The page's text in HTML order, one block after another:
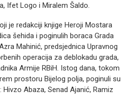
Ifet Logo i Miralem Šaldo.
je redakciji knjige Heroji Mostara
šehida i poginulih boraca Grada
Mahinić, predsjednica Upravnog
operacija za deblokadu grada,
Armije RBiH. Istog dana, tokom
prostoru Bijelog polja, poginuli su
Abaza, Senad Ajanić, Ramiz